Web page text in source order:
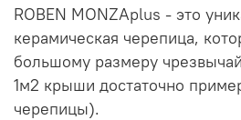
ROBEN MONZAplus - это
керамическая черепица,
большому размеру
1м2 крыши достаточно
черепицы).